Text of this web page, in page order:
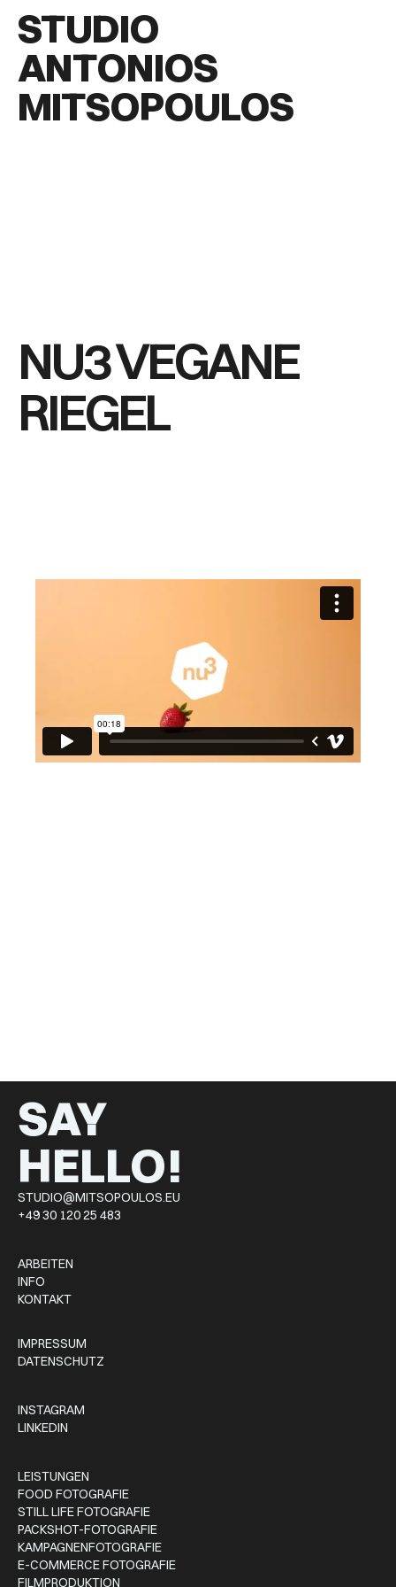
STUDIO
ANTONIOS
MITSOPOULOS
NU3 VEGANE
RIEGEL
SAY
HELLO!
STUDIO@MITSOPOULOS.EU
+49 30 120 25 483
ARBEITEN
INFO
KONTAKT
IMPRESSUM
DATENSCHUTZ
INSTAGRAM
LINKEDIN
LEISTUNGEN
FOOD FOTOGRAFIE
STILL LIFE FOTOGRAFIE
PACKSHOT-FOTOGRAFIE
KAMPAGNENFOTOGRAFIE
E-COMMERCE FOTOGRAFIE
FILMPRODUKTION